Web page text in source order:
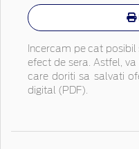
Incercam pe cat
efect de sera. Astfel,
care doriti sa salvati
digital (PDF).